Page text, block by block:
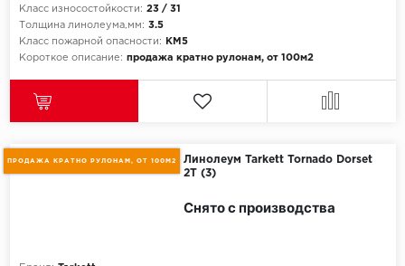
No brand
Класс износостойкости: 23 / 31
Толщина линолеума,мм: 3.5
Класс пожарной опасности:
КМ5
Короткое описание: продажа кратно рулонам, от 100м2
ПРОДАЖА КРАТНО РУЛОНАМ, ОТ 100М2
Линолеум Tarkett Tornado Dorset
2T (3)
Снято с производства